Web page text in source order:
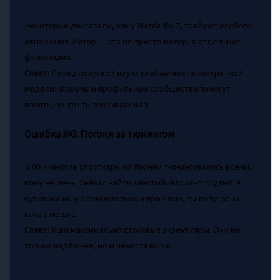
Некоторые двигатели, как у Mazda RX-7, требуют особого
отношения. Ротор — это не просто мотор, а отдельная
философия.
Совет: Перед покупкой изучи слабые места конкретной
модели. Форумы и профильные сообщества помогут
понять, во что ты ввязываешься.
Ошибка №3: Погоня за тюнингом
В 90-х многие спорткары из Японии тюнинговались всеми,
кому не лень. Сейчас найти «чистый» вариант трудно. А
купив машину с сомнительным прошлым, ты получаешь
кота в мешке.
Совет: Ищи максимально стоковые экземпляры. Они не
только надёжнее, но и ценятся выше.